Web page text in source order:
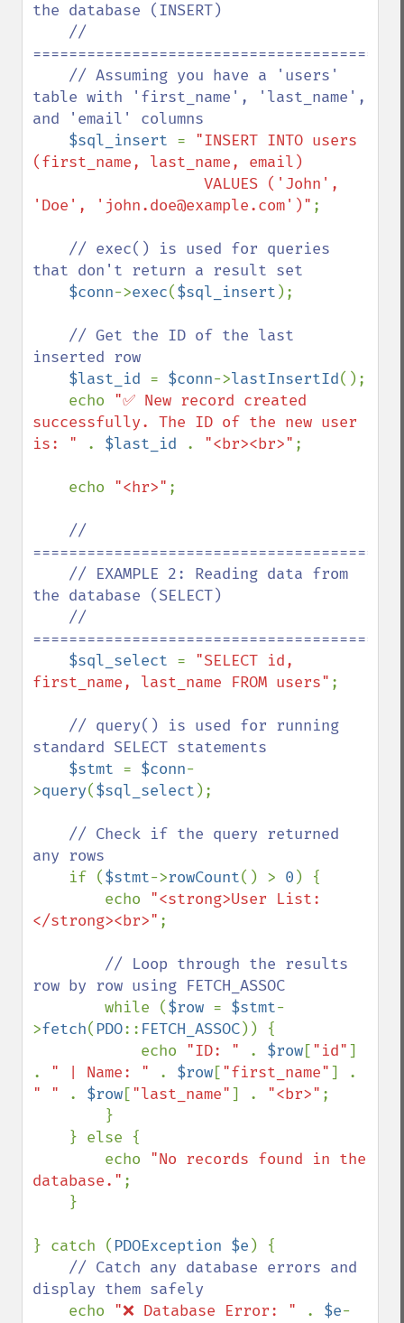
the database (INSERT)
table with 'first_name', 'last_name',
and 'email' columns
$sql_insert = "INSERT INTO users
(first_name, last_name, email)
'Doe', 'john.doe@example.com')" ;
// exec() is used for queries
that don't return a result set
$conn->exec($sql_insert );
// Get the ID of the last
inserted row
$last_id = $conn->lastInsertId();
    echo
"✅ New record created
successfully. The ID of the new user
is: "
. $last_id . "<br><br>" ;
    echo
"<hr>" ;
//
the database (SELECT)
$sql_select = "SELECT id,
first_name, last_name FROM users" ;
// query() is used for running
standard SELECT statements
$stmt = $conn-
>query($sql_select );
// Check if the query returned
any rows
if ($stmt->rowCount() > 0 ) {
        echo
"<strong>User List:
</strong><br>" ;
// Loop through the results
row by row using FETCH_ASSOC
while ($row = $stmt-
>fetch( PDO:: FETCH_ASSOC)) {
            echo
"ID: " . $row["id"]
. " | Name: " . $row["first_name"
" "
. $row["last_name"] . "<br>" ;
        echo
"No records found in the
database." ;
} catch ( PDOException $e ) {
// Catch any database errors and
display them safely
echo "❌ Database Error: " . $e-